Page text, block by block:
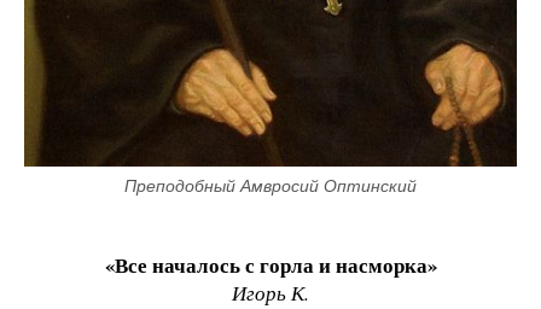
Преподобный Амвросий Оптинский
«Все началось с горла и насморка»
Игорь К.